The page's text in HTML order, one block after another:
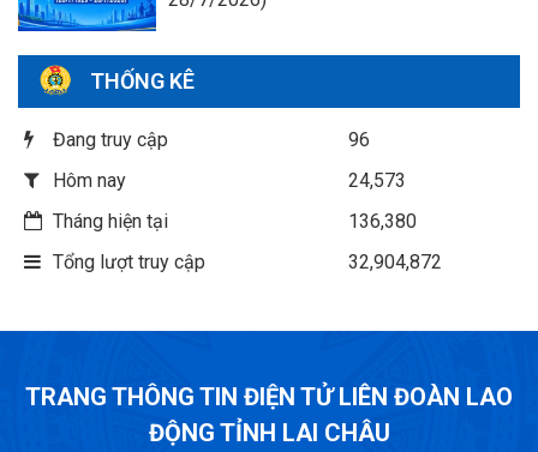
THỐNG KÊ
Đang truy cập
96
Hôm nay
24,573
Tháng hiện tại
136,380
Tổng lượt truy cập
32,904,872
TRANG THÔNG TIN ĐIỆN TỬ LIÊN ĐOÀN LAO
ĐỘNG TỈNH LAI CHÂU